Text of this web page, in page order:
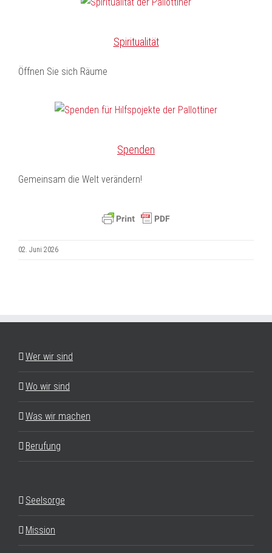
Spiritualität
Öffnen Sie sich Räume
Spenden
Gemeinsam die Welt verändern!
02. Juni 2026
Wer wir sind
Wo wir sind
Was wir machen
Berufung
Seelsorge
Mission